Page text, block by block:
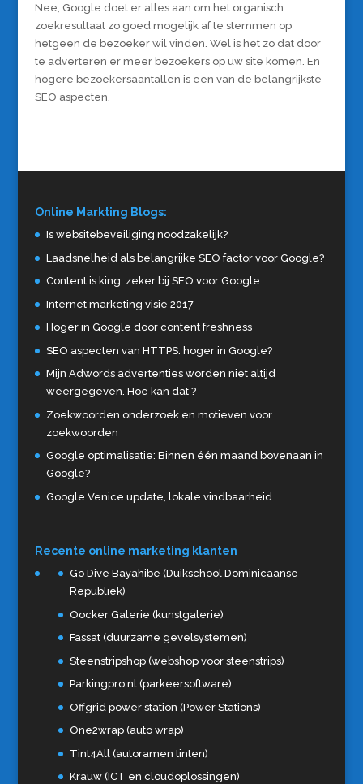
Nee, Google doet er alles aan om het organisch
zoekresultaat zo goed mogelijk af te stemmen op
hetgeen de bezoeker wil vinden. Wel is het zo dat door
te adverteren er meer bezoekers op uw site komen. En
hogere bezoekersaantallen is een van de belangrijkste
SEO aspecten.
Online Markting Blogs:
Is websitebeveiliging noodzakelijk?
Laadsnelheid als belangrijke SEO factor voor Google?
Content is king, zeker bij SEO voor Google
Internet marketing visie 2017
Hoger in Google door content freshness
SEO aspecten van HTTPS: hoger in Google?
Mijn Adwords advertenties worden niet altijd
weergegeven. Hoe kan dat ?
Zoekwoorden onderzoek en motieven voor
zoekwoorden
Google optimalisatie: Binnen één maand bovenaan in
Google?
Google Venice update, lokale vindbaarheid
Recente online marketing klanten
Go Dive Bayahibe (Duikschool Dominicaanse
Republiek)
Oocker Galerie (kunstgalerie)
Fassat (duurzame gevelsystemen)
Steenstripshop (webshop voor steenstrips)
Parkingpro.nl (parkeersoftware)
Offgrid power station (Power Stations)
One2wrap (auto wrap)
Tint4All (autoramen tinten)
Krauw (ICT en cloudoplossingen)